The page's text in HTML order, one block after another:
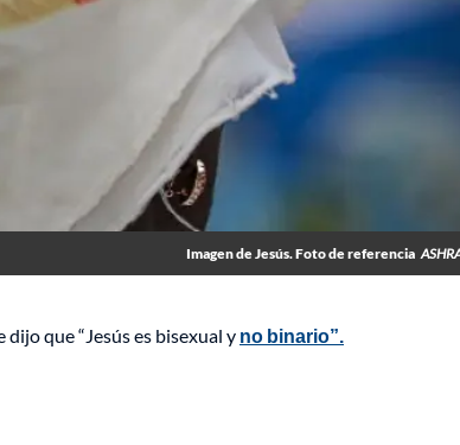
Imagen de Jesús. Foto de referencia
que “Jesús es bisexual y no binario”.